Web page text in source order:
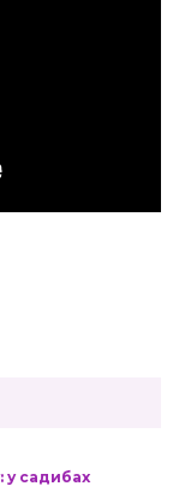
у садибах